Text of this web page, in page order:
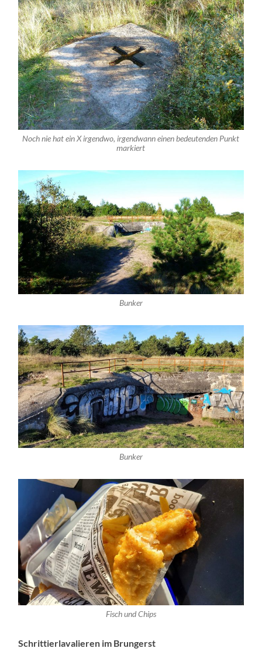
Noch nie hat ein X irgendwo, irgendwann einen bedeutenden Punkt
markiert
Bunker
Bunker
Fisch und Chips
Schrittierlavalieren im Brungerst